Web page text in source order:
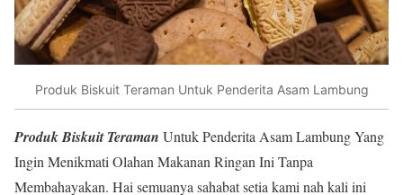
Produk Biskuit Teraman Untuk Penderita Asam Lambung
Produk Biskuit Teraman Untuk Penderita Asam Lambung Yang
Ingin Menikmati Olahan Makanan Ringan Ini Tanpa
Membahayakan. Hai semuanya sahabat setia kami nah kali ini